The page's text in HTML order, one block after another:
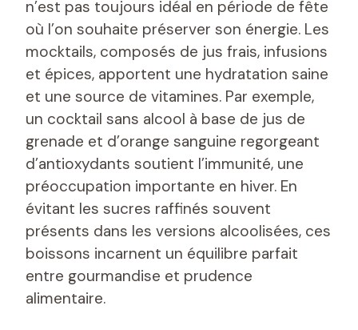
n’est pas toujours idéal en période de fête
où l’on souhaite préserver son énergie. Les
mocktails, composés de jus frais, infusions
et épices, apportent une hydratation saine
et une source de vitamines. Par exemple,
un cocktail sans alcool à base de jus de
grenade et d’orange sanguine regorgeant
d’antioxydants soutient l’immunité, une
préoccupation importante en hiver. En
évitant les sucres raffinés souvent
présents dans les versions alcoolisées, ces
boissons incarnent un équilibre parfait
entre gourmandise et prudence
alimentaire.